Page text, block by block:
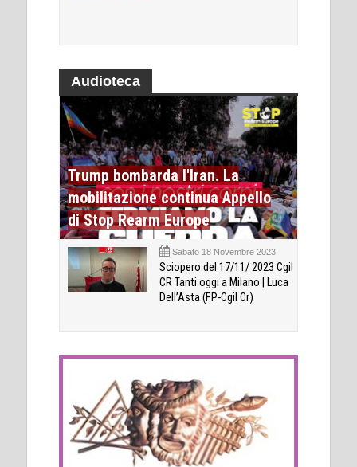
Audioteca
Trump bombarda l'Iran. La
mobilitazione continua Appello
di Stop Rearm Europe
Sabato 18 Novembre 2023
Sciopero del 17/11/ 2023 Cgil
CR Tanti oggi a Milano | Luca
Dell’Asta (FP-Cgil Cr)